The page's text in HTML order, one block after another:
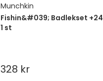
Munchkin
Fishin&#039; Badlekset
1 st
328 kr